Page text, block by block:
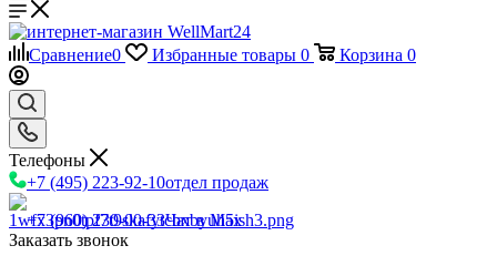
Сравнение0 Избранные товары 0 Корзина 0
Телефоны
+7 (495) 223-92-10отдел продаж
+7 (960) 230-00-33Чат в Max
Заказать звонок